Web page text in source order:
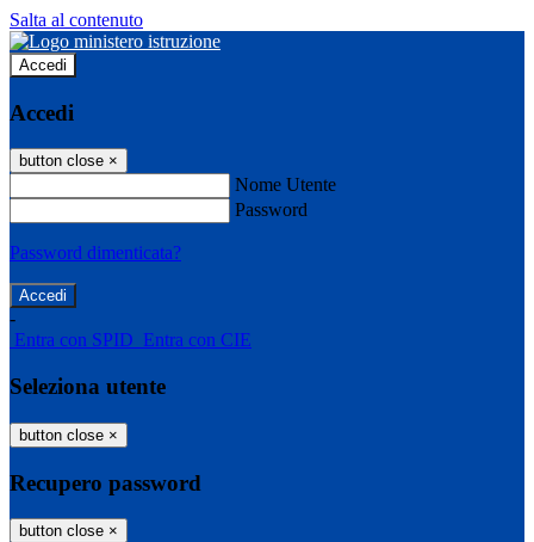
Salta al contenuto
Accedi
Accedi
button close ×
Nome Utente
Password
Password dimenticata?
-
Entra con SPID Entra con CIE
Seleziona utente
button close ×
Recupero password
button close ×